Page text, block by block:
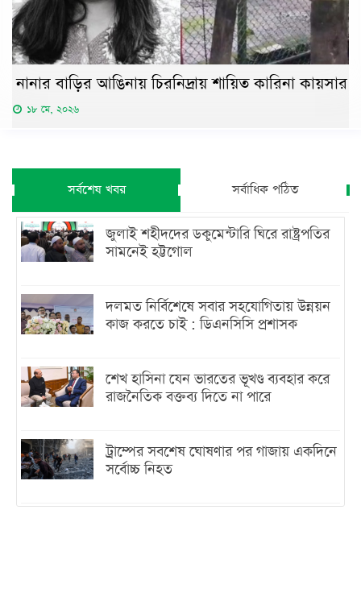
নানার বাড়ির আঙিনায় চিরনিদ্রায় শায়িত কারিনা কায়সার
১৮ মে, ২০২৬
সর্বশেষ খবর সর্বাধিক পঠিত
জুলাই শহীদদের ডকুমেন্টারি ঘিরে রাষ্ট্রপতির
সামনেই হট্টগোল
দলমত নির্বিশেষে সবার সহযোগিতায় উন্নয়ন
কাজ করতে চাই : ডিএনসিসি প্রশাসক
শেখ হাসিনা যেন ভারতের ভূখণ্ড ব্যবহার করে
রাজনৈতিক বক্তব্য দিতে না পারে
ট্রাম্পের সবশেষ ঘোষণার পর গাজায় একদিনে
সর্বোচ্চ নিহত